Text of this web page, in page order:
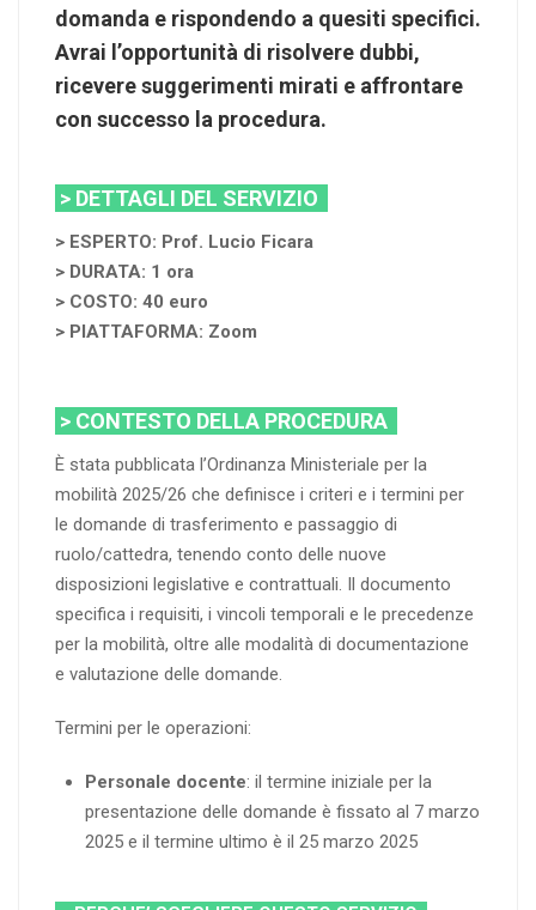
domanda e rispondendo a quesiti specifici.
Avrai l’opportunità di risolvere dubbi,
ricevere suggerimenti mirati e affrontare
con successo la procedura.
> DETTAGLI DEL SERVIZIO
> ESPERTO: Prof. Lucio Ficara
> DURATA: 1 ora
> COSTO: 40 euro
> PIATTAFORMA: Zoom
> CONTESTO DELLA PROCEDURA
È stata pubblicata l’Ordinanza Ministeriale per la
mobilità 2025/26 che definisce i criteri e i termini per
le domande di trasferimento e passaggio di
ruolo/cattedra, tenendo conto delle nuove
disposizioni legislative e contrattuali. Il documento
specifica i requisiti, i vincoli temporali e le precedenze
per la mobilità, oltre alle modalità di documentazione
e valutazione delle domande.
Termini per le operazioni:
Personale docente: il termine iniziale per la
presentazione delle domande è fissato al 7 marzo
2025 e il termine ultimo è il 25 marzo 2025